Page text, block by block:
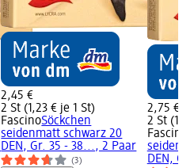
2,45 €
2 St (1,23 € je 1 St)
FascinoSöckchen
seidenmatt schwarz 20
DEN, Gr. 35 - 38..., 2 Paar
(3)
2,75 €
2 St
Fascino
DEN,